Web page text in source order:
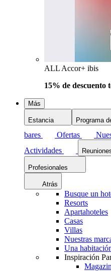
ALL Accor+ ibis
15% de descuento
Más
Estancia Programa
bares
Ofertas
Actividades
Profesionales
Atrás
Busque un
Resorts
Apartahoteles
Casas
Villas
Nuestras
Una
Inspiración